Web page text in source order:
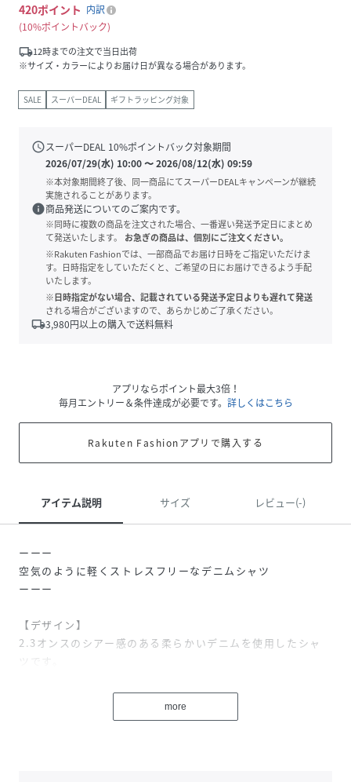
420ポイント 内訳
10%ポイントバック
local_shipping12時までの注文で当日出荷
※サイズ・カラーによりお届け日が異なる場合があります。
SALE スーパーDEAL ギフトラッピング対象
scheduleスーパーDEAL 10%ポイントバック対象期間
2026/07/29(水) 10:00〜2026/08/12(水) 09:59
※本対象期間終了後、同一商品にてスーパーDEALキャンペーンが継続
実施されることがあります。
info商品発送についてのご案内です。
※同時に複数の商品を注文された場合、一番遅い発送予定日にまとめ
て発送いたします。
お急ぎの商品は、個別にご注文ください。
※Rakuten Fashionでは、一部商品でお届け日時をご指定いただけま
す。日時指定をしていただくと、ご希望の日にお届けできるよう手配
いたします。
※日時指定がない場合、記載されている発送予定日よりも遅れて発送
される場合がございますので、あらかじめご了承ください。
local_shipping3,980円以上の購入で送料無料
アプリならポイント最大3倍！
毎月エントリー＆条件達成が必要です。 詳しくはこちら
Rakuten Fashionアプリで購入する
アイテム説明 サイズ レビュー(-)
ーーー
空気のように軽くストレスフリーなデニムシャツ
ーーー
【デザイン】
2.3オンスのシアー感のある柔らかいデニムを使用したシャ
ツです。
い為レイヤードスタイルにもぴったり！
more